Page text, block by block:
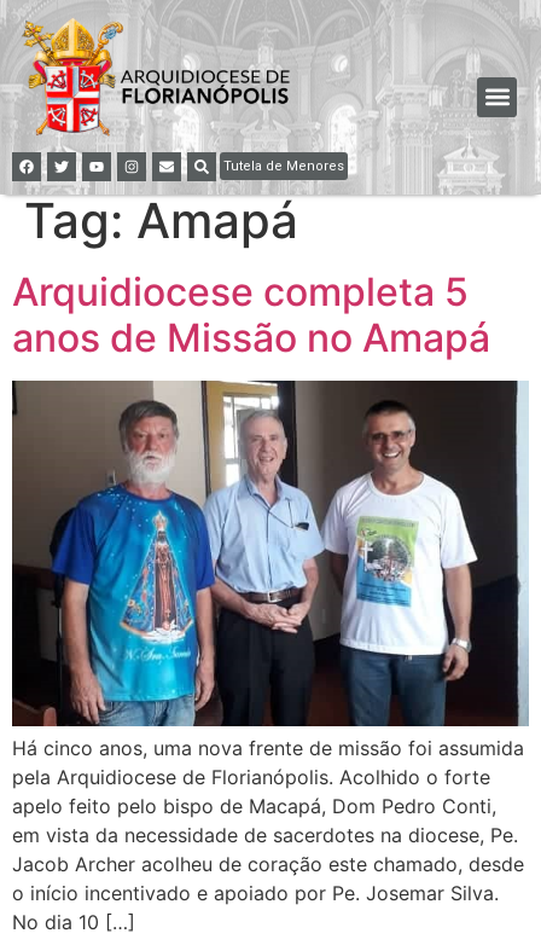
Tutela de Menores
Tag: Amapá
Arquidiocese completa 5
anos de Missão no Amapá
Há cinco anos, uma nova frente de missão foi assumida
pela Arquidiocese de Florianópolis. Acolhido o forte
apelo feito pelo bispo de Macapá, Dom Pedro Conti,
em vista da necessidade de sacerdotes na diocese, Pe.
Jacob Archer acolheu de coração este chamado, desde
o início incentivado e apoiado por Pe. Josemar Silva.
No dia 10 […]